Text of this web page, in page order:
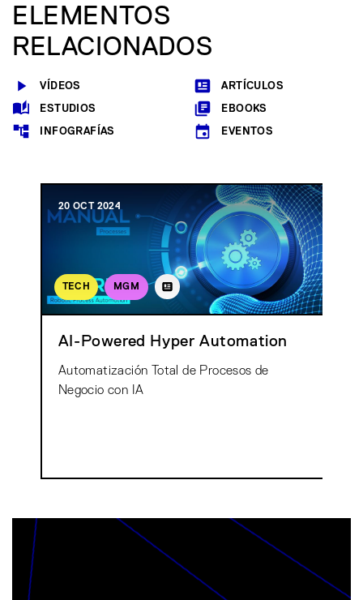
ELEMENTOS
RELACIONADOS
VÍDEOS ARTÍCULOS
ESTUDIOS EBOOKS
INFOGRAFÍAS EVENTOS
TECH MGM
20 OCT 2024
AI-Powered Hyper Automation
Automatización Total de Procesos de
Negocio con IA